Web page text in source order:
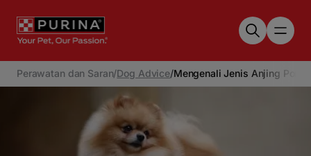
Perawatan dan Saran/Dog Advice/Mengenali Jenis Anjing